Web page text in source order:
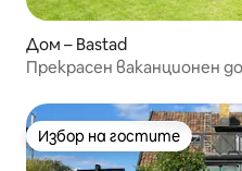
Дом – Bastad
Прекрасен ваканционен
Избор на гостите
Избор на гостите